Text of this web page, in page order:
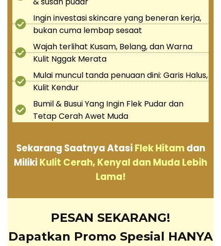
Ingin investasi skincare yang beneran kerja,
bukan cuma lembap sesaat
Wajah terlihat Kusam, Belang, dan Warna
Kulit Nggak Merata
Mulai muncul tanda penuaan dini: Garis Halus,
Kulit Kendur
Bumil & Busui Yang Ingin Flek Pudar dan
Tetap Cerah Awet Muda
Sekarang Saatnya AtasiFlek Hitamdan
MilikiKulit Cerah, Kenyal dan Muda Lebih
Lama!
PESAN SEKARANG!
Dapatkan Promo Spesial HANYA